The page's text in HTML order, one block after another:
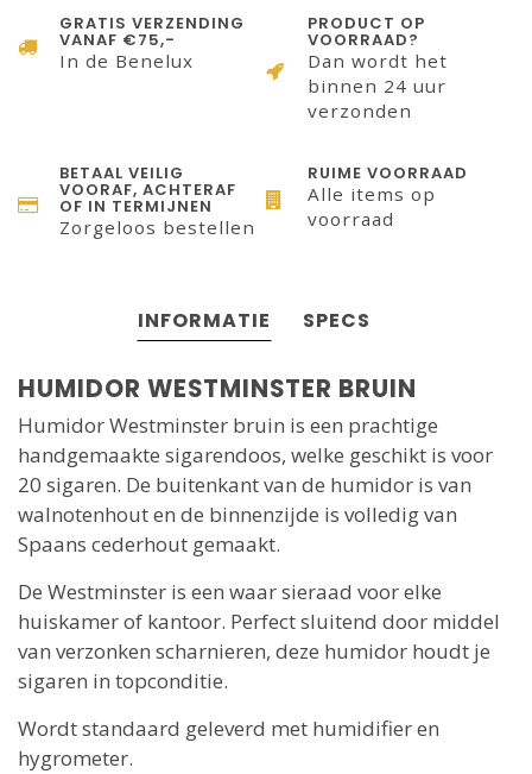
GRATIS VERZENDING
VANAF €75,-
In de Benelux
PRODUCT OP
VOORRAAD?
Dan wordt het
binnen 24 uur
verzonden
BETAAL VEILIG
VOORAF, ACHTERAF
OF IN TERMIJNEN
Zorgeloos bestellen
RUIME VOORRAAD
Alle items op
voorraad
INFORMATIE SPECS
HUMIDOR WESTMINSTER BRUIN
Humidor Westminster bruin is een prachtige
handgemaakte sigarendoos, welke geschikt is voor
20 sigaren. De buitenkant van de humidor is van
walnotenhout en de binnenzijde is volledig van
Spaans cederhout gemaakt.
De Westminster is een waar sieraad voor elke
huiskamer of kantoor. Perfect sluitend door middel
van verzonken scharnieren, deze humidor houdt je
sigaren in topconditie.
Wordt standaard geleverd met humidifier en
hygrometer.